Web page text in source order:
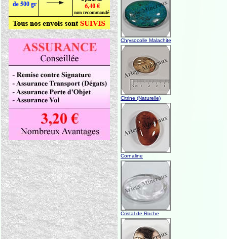
Chrysocolle Malachite
Citrine (Naturelle)
Cornaline
Cristal de Roche